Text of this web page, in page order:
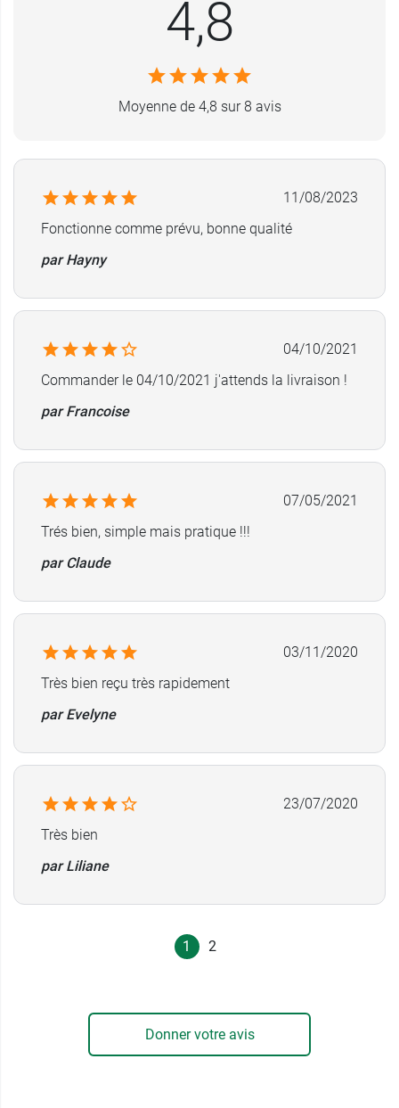
Diamètre externe : 30 cm
Diamètre intérieur : 24 cm
Contenance maximale : 10 litres
Le pot peut être adapté sur une chaise
hygiénique 4-en-1 Alustyle Herdegen
4,8
Moyenne de 4,8 sur 8 avis
11/08/2023
Fonctionne comme prévu, bonne qualité
par Hayny
04/10/2021
Commander le 04/10/2021 j'attends la livraison !
par Francoise
07/05/2021
Trés bien, simple mais pratique !!!
par Claude
03/11/2020
Très bien reçu très rapidement
par Evelyne
23/07/2020
Très bien
par Liliane
1 2
Donner votre avis